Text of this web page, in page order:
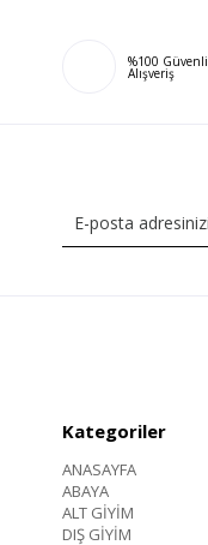
%100 Güvenli
Alışveriş
Kategoriler
ANASAYFA
ABAYA
ALT GİYİM
DIŞ GİYİM